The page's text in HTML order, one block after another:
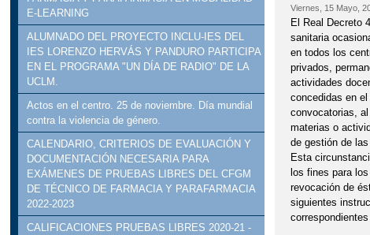
E-LEARNING
ALUMNADO DEL PROYECTO INCLU-IES DEL
IES LORENZO HERVÁS Y PANDURO PARTICIPA
EN EL PROGRAMA "UN DÍA DE RADIO" DE LA
UCLM.
Actos en el centro. 25 de noviembre. Día mundial
contra la violencia de género.
CALENDARIO, CRITERIOS DE EVALUACIÓN Y
DOCUMENTACIÓN NECESARIA PARA
EXÁMENES DE PRUEBAS LIBRES DEL CFGM
DE TÉCNICO DE FARMACIA Y PARAFARMACIA
2022-2023
CALIFICACIONES PRUEBAS LIBRES 2020-21 -
Viernes, 15 Mayo,
El Real Decreto
sanitaria
en todos los
privados,
actividades
concedidas en
convocatorias,
materias o
de gestión de
Esta
los fines para
revocación de
siguientes